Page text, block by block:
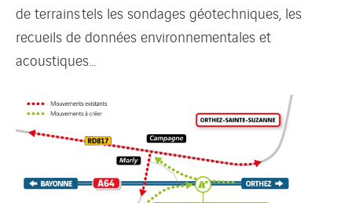
de terrains tels les sondages géotechniques, les
recueils de données environnementales et
acoustiques…